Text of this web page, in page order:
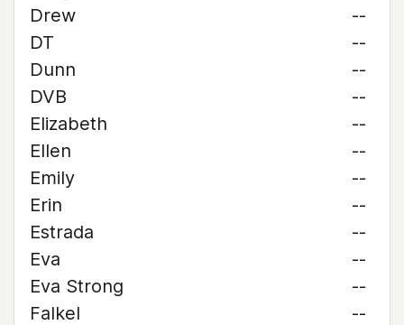
Drew
--
DT
--
Dunn
--
DVB
--
Elizabeth
--
Ellen
--
Emily
--
Erin
--
Estrada
--
Eva
--
Eva Strong
--
Falkel
--